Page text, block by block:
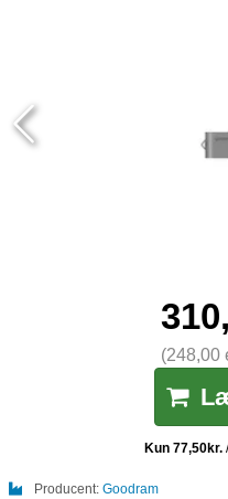
(248,00
Producent: Goodram